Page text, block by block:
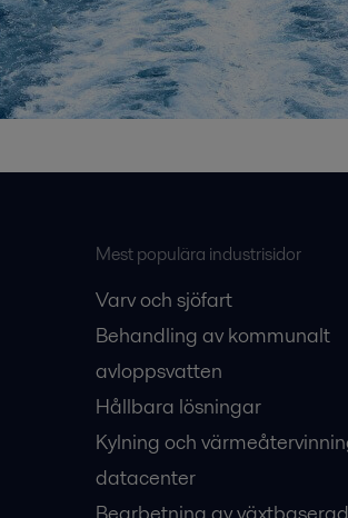
Mest populära industrisidor
Varv och sjöfart
Behandling av kommunalt
avloppsvatten
Hållbara lösningar
Kylning och
datacenter